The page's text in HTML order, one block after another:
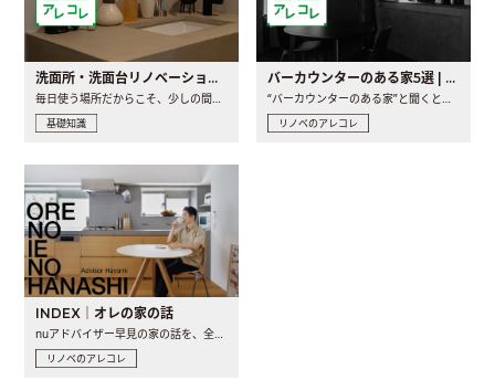
洗面所・洗面台リノベーションの事例と間取りアイデア
毎日使う場所だからこそ、少しの間取りの工夫や素材の選び方で..
基礎知識
バーカウンターのある家5選 | 日常に馴染む“距離の近い”キッチンとは
“バーカウンターのある家”と聞くと、少し特別な、大人のための..
リノベのアレコレ
INDEX｜オレの家の話
リノベのアレコレ